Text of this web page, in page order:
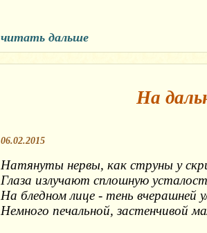
читать дальше
На
06.02.2015
Натянуты нервы, как струны у
Глаза излучают сплошную
На бледном лице - тень вчерашней
Немного печальной, застенчивой